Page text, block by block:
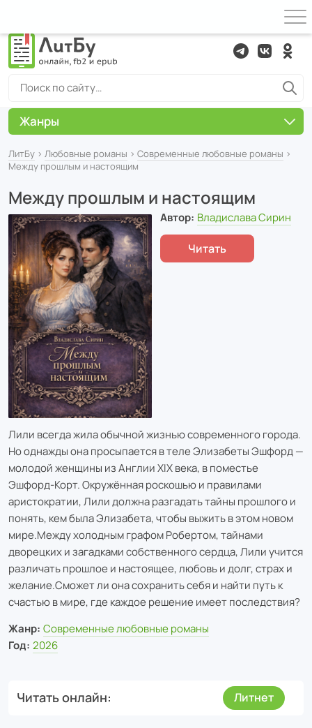
ЛитБу › Любовные романы › Современные любовные романы ›
Между прошлым и настоящим
Между прошлым и настоящим
Автор: Владислава Сирин
Читать
Лили всегда жила обычной жизнью современного города.
Но однажды она просыпается в теле Элизабеты Эшфорд —
молодой женщины из Англии XIX века, в поместье
Эшфорд-Корт. Окружённая роскошью и правилами
аристократии, Лили должна разгадать тайны прошлого и
понять, кем была Элизабета, чтобы выжить в этом новом
мире.Между холодным графом Робертом, тайнами
дворецких и загадками собственного сердца, Лили учится
различать прошлое и настоящее, любовь и долг, страх и
желание.Сможет ли она сохранить себя и найти путь к
счастью в мире, где каждое решение имеет последствия?
Жанр: Современные любовные романы
Год: 2026
Читать онлайн Литнет
Жанры